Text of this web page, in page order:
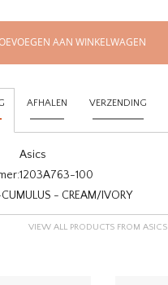
AAN WINKELWAGEN
AFHALEN VERZENDING
Asics
1203A763-100
- CREAM/IVORY
VIEW ALL PRODUCTS FROM ASICS